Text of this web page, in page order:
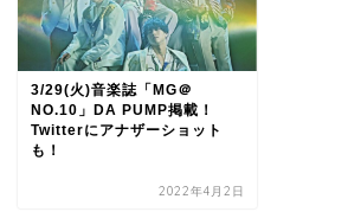
3/29(火)音楽誌「MG＠
NO.10」DA PUMP掲載！
Twitterにアナザーショット
も！
2022年4月2日